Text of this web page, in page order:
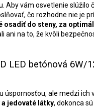
Aby vám osvetlenie slúžilo
čo rozhodne nie je
osadiť do steny, za
ani na to, že kvôli
LED betónová 6W/
úspornosťou, ale medzi
jedovaté látky, dokonca